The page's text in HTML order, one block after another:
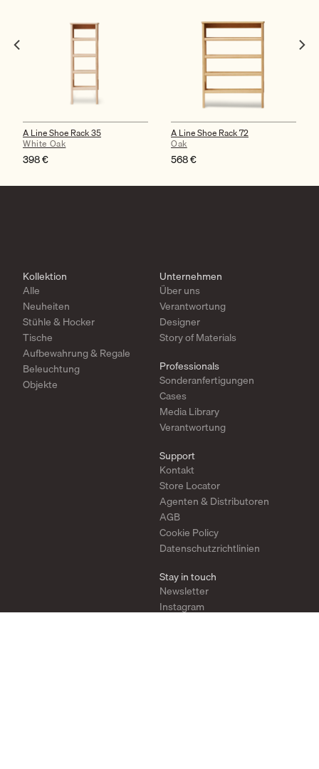
A Line Shoe Rack 35
White Oak
398€
A Line Shoe Rack 72
Oak
568€
Kollektion
Alle
Neuheiten
Stühle & Hocker
Tische
Aufbewahrung & Regale
Beleuchtung
Objekte
Unternehmen
Über uns
Verantwortung
Designer
Story of Materials
Professionals
Sonderanfertigungen
Cases
Media Library
Verantwortung
Support
Kontakt
Store Locator
Agenten & Distributoren
AGB
Cookie Policy
Datenschutzrichtlinien
Stay in touch
Newsletter
Instagram